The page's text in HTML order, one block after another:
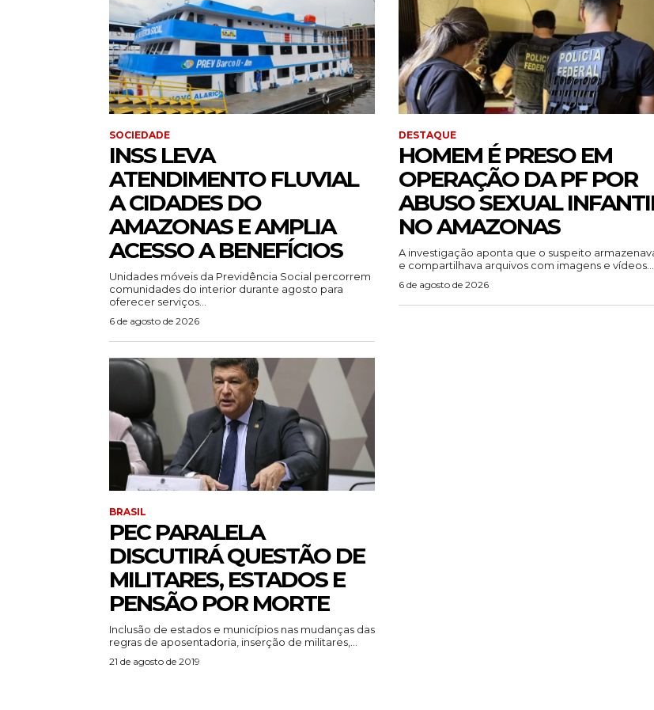
SOCIEDADE
INSS LEVA
ATENDIMENTO FLUVIAL
A CIDADES DO
AMAZONAS E AMPLIA
ACESSO A BENEFÍCIOS
Unidades móveis da Previdência Social percorrem
comunidades do interior durante agosto para
oferecer serviços...
6 de agosto de 2026
DESTAQUE
HOMEM É PRESO EM
OPERAÇÃO DA PF POR
ABUSO SEXUAL
NO AMAZONAS
A investigação aponta que o suspeito
e compartilhava arquivos com imagens e vídeos...
6 de agosto de 2026
BRASIL
PEC PARALELA
DISCUTIRÁ QUESTÃO DE
MILITARES, ESTADOS E
PENSÃO POR MORTE
Inclusão de estados e municípios nas mudanças das
regras de aposentadoria, inserção de militares,...
21 de agosto de 2019